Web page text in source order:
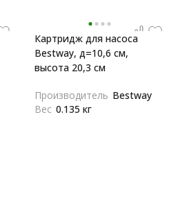
Картридж для насоса
Bestway, д=10,6 см,
высота 20,3 см
Производитель Bestway
Вес 0.135 кг